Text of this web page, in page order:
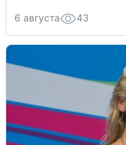
6 августа 43